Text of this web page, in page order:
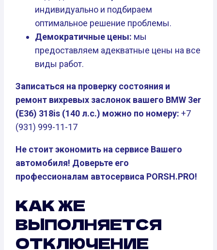
индивидуально и подбираем
оптимальное решение проблемы.
Демократичные цены: мы
предоставляем адекватные цены на все
виды работ.
Записаться на проверку состояния и
ремонт вихревых заслонок вашего BMW 3er
(E36) 318is (140 л.с.) можно по номеру: +7
(931) 999-11-17
Не стоит экономить на сервисе Вашего
автомобиля! Доверьте его
профессионалам автосервиса PORSH.PRO!
КАК ЖЕ
ВЫПОЛНЯЕТСЯ
ОТКЛЮЧЕНИЕ